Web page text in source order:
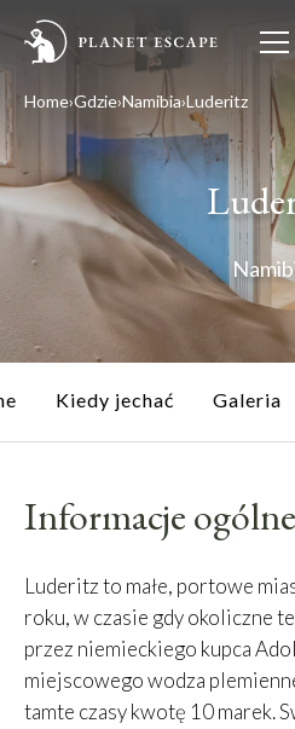
Home Gdzie Namibia Luderitz
Kiedy jechać Galeria
Informacje ogólne
Luderitz to małe, portowe
roku, w czasie gdy okoliczne
przez niemieckiego kupca
miejscowego wodza
tamte czasy kwotę 10 marek.